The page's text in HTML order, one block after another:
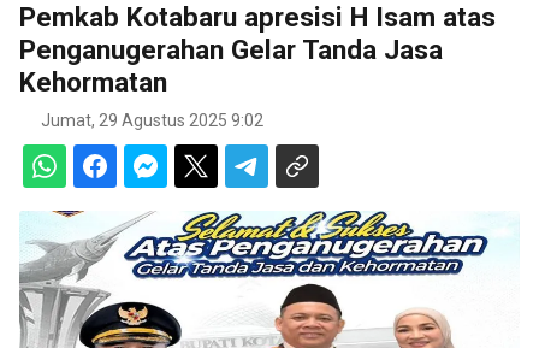
Pemkab Kotabaru apresisi H Isam atas
Penganugerahan Gelar Tanda Jasa
Kehormatan
Jumat, 29 Agustus 2025 9:02